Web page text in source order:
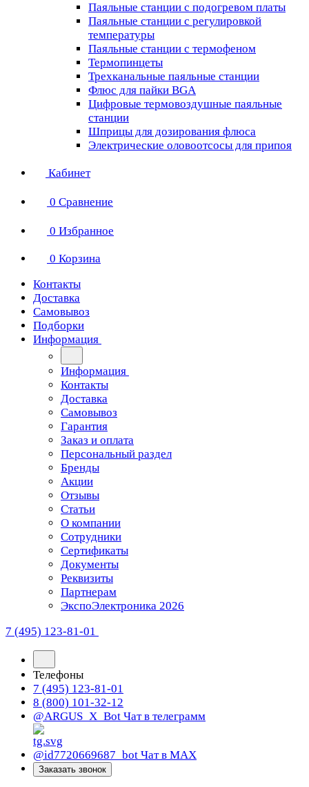
Паяльные станции с подогревом платы
Паяльные станции с регулировкой
температуры
Паяльные станции с термофеном
Термопинцеты
Трехканальные паяльные станции
Флюс для пайки BGA
Цифровые термовоздушные паяльные
станции
Шприцы для дозирования флюса
Электрические оловоотсосы для припоя
Кабинет
0 Сравнение
0 Избранное
0 Корзина
Контакты
Доставка
Самовывоз
Подборки
Информация
Информация
Контакты
Доставка
Самовывоз
Гарантия
Заказ и оплата
Персональный раздел
Бренды
Акции
Отзывы
Статьи
О компании
Сотрудники
Сертификаты
Документы
Реквизиты
Партнерам
ЭкспоЭлектроника 2026
7 (495) 123-81-01
Телефоны
7 (495) 123-81-01
8 (800) 101-32-12
@ARGUS_X_Bot Чат в телеграмм
@id7720669687_bot Чат в МАХ
Заказать звонок